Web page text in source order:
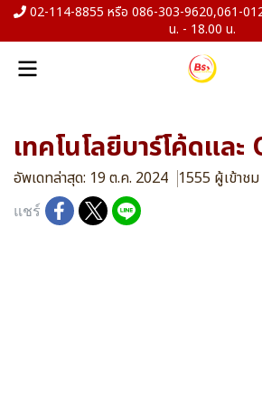
02-114-8855 หรือ 086-303-9620,061-
น. - 18.00 น.
เทคโนโลยีบาร์โค้ดและ
อัพเดทล่าสุด: 19 ต.ค. 2024 1555 ผู้เข้าชม
แชร์